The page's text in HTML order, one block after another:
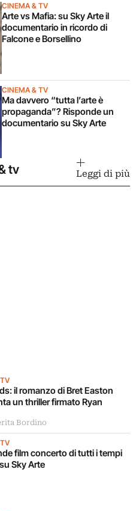
CINEMA & TV
Arte vs Mafia: su Sky Arte il
documentario in ricordo di
Falcone e Borsellino
CINEMA & TV
Ma davvero “tutta l’arte è
propaganda”? Risponde un
documentario su Sky Arte
tv Leggi di più
il romanzo di Bret Easton
un thriller firmato Ryan
Bordino
film concerto di tutti i tempi
Sky Arte